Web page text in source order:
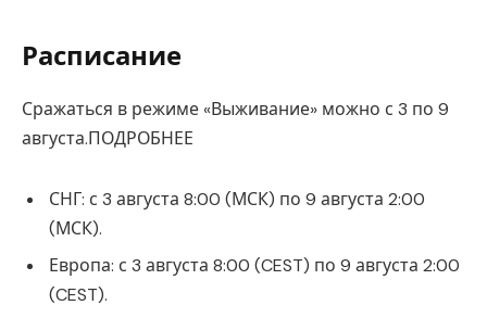
Расписание
Сражаться в режиме «Выживание» можно с 3 по 9
августа.ПОДРОБНЕЕ
СНГ: с 3 августа 8:00 (МСК) по 9 августа 2:00
(МСК).
Европа: с 3 августа 8:00 (CEST) по 9 августа 2:00
(CEST).